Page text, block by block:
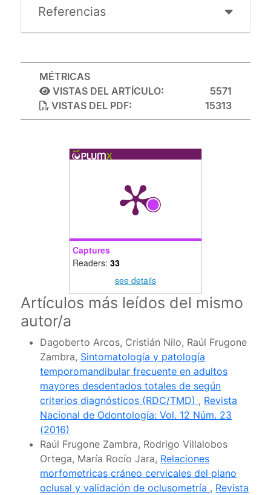
Referencias
MÉTRICAS
VISTAS DEL ARTÍCULO:
5571
VISTAS DEL PDF:
15313
Captures
Readers: 33
see details
Artículos más leídos del mismo
autor/a
Dagoberto Arcos, Cristián Nilo, Raúl Frugone
Zambra, Sintomatología y patología
temporomandibular frecuente en adultos
mayores desdentados totales de según
criterios diagnósticos (RDC/TMD) , Revista
Nacional de Odontología: Vol. 12 Núm. 23
(2016)
Raúl Frugone Zambra, Rodrigo Villalobos
Ortega, María Rocío Jara, Relaciones
morfometricas cráneo cervicales del plano
oclusal y validación de oclusometría , Revista